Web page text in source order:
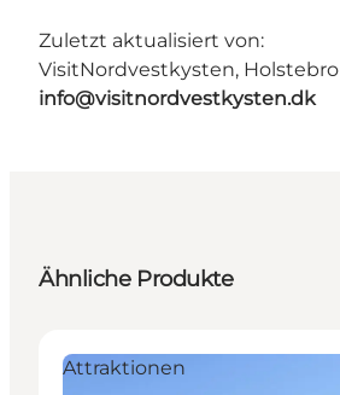
Zuletzt aktualisiert von:
VisitNordvestkysten, Holstebro
info@visitnordvestkysten.dk
Ähnliche Produkte
Attraktionen